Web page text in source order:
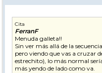
Cita
FerranF
Menuda galleta!!
Sin ver más allá de la
pero viendo que vas a cruzar
estrechito), lo más normal
más yendo de lado como va.